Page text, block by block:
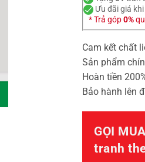
Ưu đãi giá
* Trả góp0%
Cam kết chất
Sản phẩm
Hoàn tiền
Bảo hành lên
GỌI
tranh